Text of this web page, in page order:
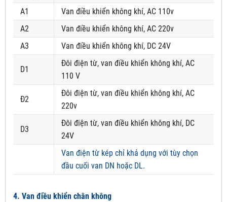
A1
Van điều khiển không khí, AC 110v
A2
Van điều khiển không khí, AC 220v
A3
Van điều khiển không khí, DC 24V
D1
Đôi điện từ, van điều khiển không khí, AC
110 V
Đ2
Đôi điện từ, van điều khiển không khí, AC
220v
D3
Đôi điện từ, van điều khiển không khí, DC
24V
Van điện từ kép chỉ khả dụng với tùy chọn
đầu cuối van DN hoặc DL.
4. Van điều khiển chân không